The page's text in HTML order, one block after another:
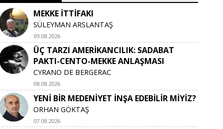
MEKKE İTTİFAKI
SÜLEYMAN ARSLANTAŞ
09.08.2026
ÜÇ TARZI AMERİKANCILIK: SADABAT
PAKTI-CENTO-MEKKE ANLAŞMASI
CYRANO DE BERGERAC
08.08.2026
YENİ BİR MEDENİYET İNŞA EDEBİLİR MİYİZ?
ORHAN GÖKTAŞ
07.08.2026